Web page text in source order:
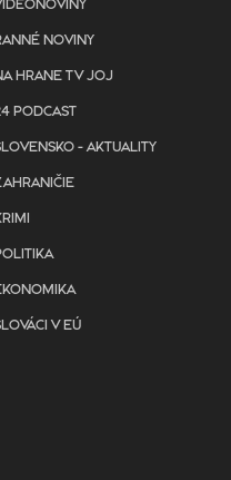
NOVINY
HRANE TV JOJ
PODCAST
- AKTUALITY
V EÚ